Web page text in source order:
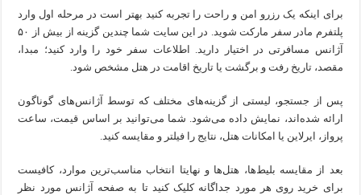
برای اینکه یک رزرو امن و راحت را تجربه کنید بهتر است در مرحله اول وارد
پلتفرم مادر سفر مارکت شوید. در این سایت شما چندین گزینه از بیش از ۵۰
آژانس مسافرتی در اختیار دارید. اطلاعات سفر خود را وارد کنید؛ مبدا،
مقصد، تاریخ رفت و برگشت یا تاریخ اقامت در هتل مشخص شود.
پس از جستجو، لیستی از گزینه‌های مختلف که توسط آژانس‌های گوناگون
ارائه شده‌اند، نمایش داده می‌شود. شما می‌توانید بر اساس قیمت، ساعت
پرواز، ایرلاین یا امکانات هتل، نتایج را فیلتر و مقایسه کنید.
بعد از مقایسه بلیط‌ها، هتل‌ها و نهایتا انتخاب مناسب‌ترین‌ موارد، کافیست
برای خرید روی هر مورد جداگانه کلیک کنید تا به صفحه آژانس مورد نظر